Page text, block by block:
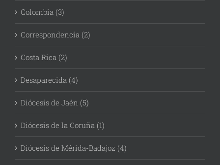
Colombia (3)
Correspondencia (2)
Costa Rica (2)
Desaparecida (4)
Diócesis de Jaén (5)
Diócesis de la Coruña (1)
Diócesis de Mérida-Badajoz (4)